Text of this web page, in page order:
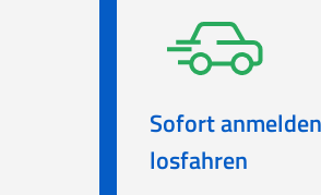
Sofort
losfahren